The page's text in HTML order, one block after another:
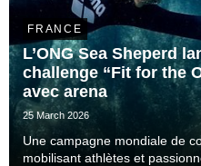
FRANCE
L’ONG Sea Sheperd
challenge “Fit for the
avec arena
25 March 2026
Une campagne mondiale de
mobilisant athlètes et